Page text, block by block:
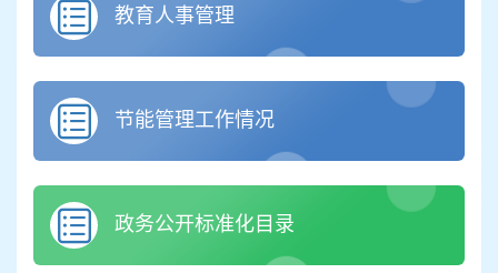
教育人事管理
节能管理工作情况
政务公开标准化目录